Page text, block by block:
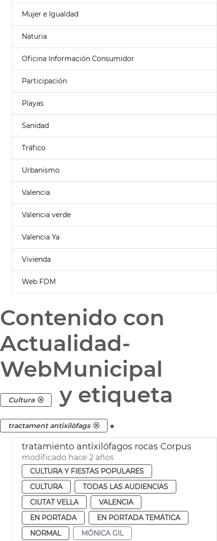
Mujer e Igualdad
Naturia
Oficina Información Consumidor
Participación
Playas
Sanidad
Tráfico
Urbanismo
Valencia
Valencia verde
Valencia Ya
Vivienda
Web FDM
Contenido con
Actualidad-
WebMunicipal
Cultura y etiqueta
tractament antixilòfags .
tratamiento antixilófagos rocas Corpus
modificado hace 2 años
CULTURA Y FIESTAS POPULARES
CULTURA
TODAS LAS AUDIENCIAS
CIUTAT VELLA
VALENCIA
EN PORTADA
EN PORTADA TEMÁTICA
NORMAL
MÓNICA GIL